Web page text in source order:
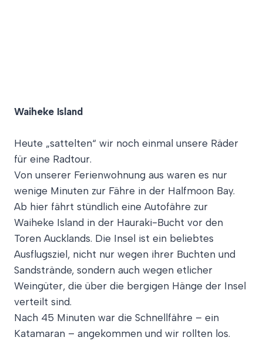
Waiheke Island
Heute „sattelten“ wir noch einmal unsere Räder
für eine Radtour.
Von unserer Ferienwohnung aus waren es nur
wenige Minuten zur Fähre in der Halfmoon Bay.
Ab hier fährt stündlich eine Autofähre zur
Waiheke Island in der Hauraki-Bucht vor den
Toren Aucklands. Die Insel ist ein beliebtes
Ausflugsziel, nicht nur wegen ihrer Buchten und
Sandstrände, sondern auch wegen etlicher
Weingüter, die über die bergigen Hänge der Insel
verteilt sind.
Nach 45 Minuten war die Schnellfähre – ein
Katamaran – angekommen und wir rollten los.